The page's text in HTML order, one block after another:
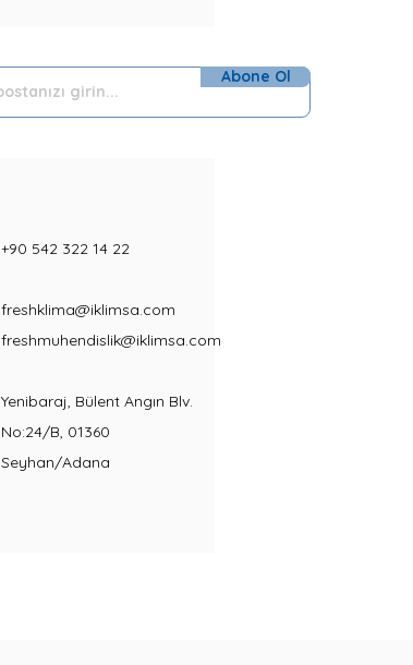
Abone Ol
+90 542 322 14 22
freshklima@iklimsa.com
freshmuhendislik@iklimsa.com
Yenibaraj, Bülent Angın Blv.
No:24/B, 01360
Seyhan/Adana